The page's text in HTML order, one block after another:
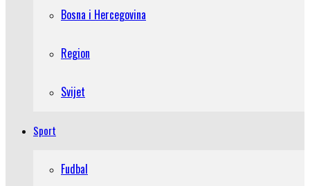
Bosna i Hercegovina
Region
Svijet
Sport
Fudbal